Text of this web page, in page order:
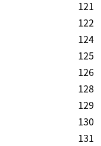
121
122
124
125
126
128
129
130
131